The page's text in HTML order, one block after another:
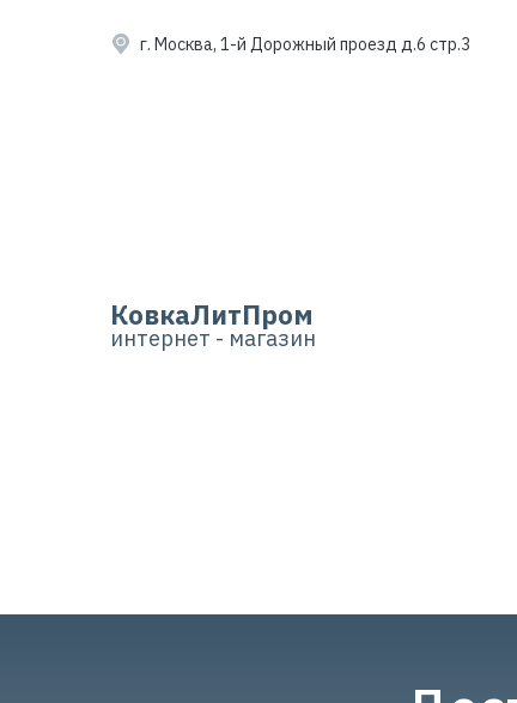
г. Москва, 1-й Дорожный проезд д.6 стр.3
КовкаЛитПром
интернет - магазин